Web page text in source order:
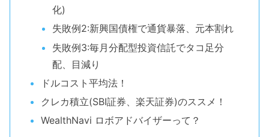
化)
失敗例2:新興国債権で通貨暴落、元本割れ
失敗例3:毎月分配型投資信託でタコ足分
配、目減り
ドルコスト平均法！
クレカ積立(SBI証券、楽天証券)のススメ！
WealthNavi ロボアドバイザーって？